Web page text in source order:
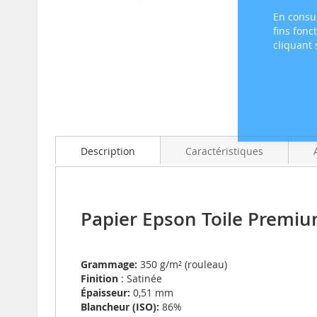
En
fins
cliquant
of
images
Description
Papier Epson Toile
Grammage: 350 g/m² (rouleau)
Finition : Satinée
Épaisseur: 0,51 mm
Blancheur (ISO): 86%
Caractéristiques